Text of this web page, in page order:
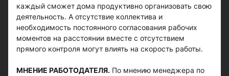
каждый сможет дома продуктивно организовать свою
деятельность. А отсутствие коллектива и
необходимость постоянного согласования рабочих
моментов на расстоянии вместе с отсутствием
прямого контроля могут влиять на скорость работы.
МНЕНИЕ РАБОТОДАТЕЛЯ. По мнению менеджера по